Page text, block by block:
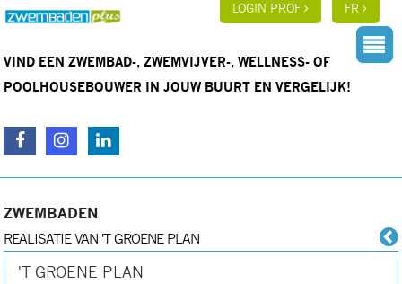
LOGIN PROF FR
VIND EEN ZWEMBAD-, ZWEMVIJVER-, WELLNESS- OF
POOLHOUSEBOUWER IN JOUW BUURT EN VERGELIJK!
ZWEMBADEN
REALISATIE VAN 'T GROENE PLAN
'T GROENE PLAN